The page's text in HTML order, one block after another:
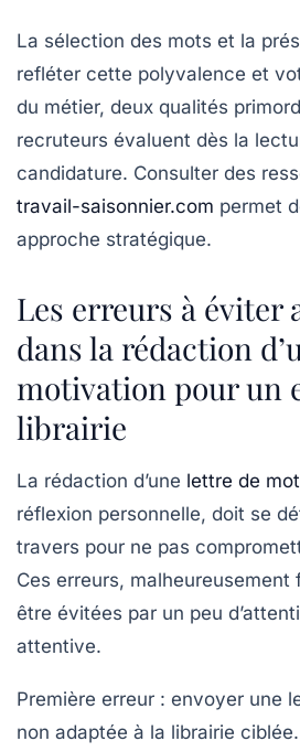
La sélection des mots et la
refléter cette polyvalence et
du métier, deux qualités
recruteurs évaluent dès la
candidature. Consulter des
travail-saisonnier.com permet
approche stratégique.
Les erreurs à éviter
dans la rédaction
motivation pour un
librairie
La rédaction d’une lettre de
réflexion personnelle, doit se
travers pour ne pas
Ces erreurs,
être évitées par un peu
attentive.
Première erreur : envoyer une
non adaptée à la librairie